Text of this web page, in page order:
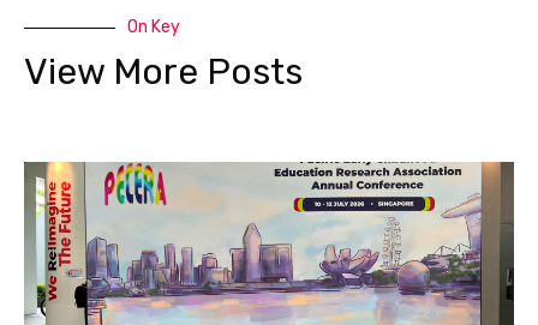
On Key
View More Posts